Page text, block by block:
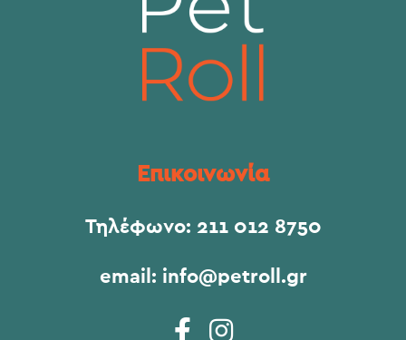
Επικοινωνία
Τηλέφωνο: 211 012 8750
email: info@petroll.gr